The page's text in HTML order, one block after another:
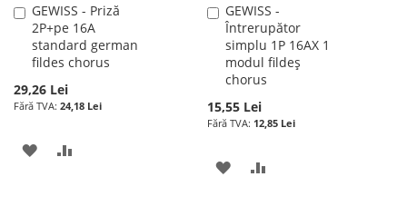
GEWISS - Priză
2P+pe 16A
standard german
fildes chorus
29,26 Lei
24,18 Lei
Adauga
în
cos
ADAUGATI
GEWISS -
Întrerupător
simplu 1P 16AX 1
modul fildeș
chorus
15,55 Lei
12,85 Lei
Adauga
în
cos
ADAUGATI